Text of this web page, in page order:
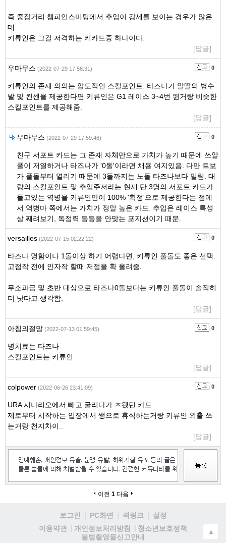
즉 중장거리 챔피언스미팅에서 추입이 강세를 보이는 경우가 많은
데
키류인은 그걸 저격하는 키카드중 하나이다.
[답글]
우마무스 (2022-07-29 17:56:31) 0
키류인의 존재 의의는 압도적인 스킬포인트. 타즈나가 말딸의 병수
발 및 컨센을 제공한다면 키류인은 G1 레이스 3~4번 뛴거랑 비슷한
스킬포인트를 제공해줌.
[답글]
우마무스 (2022-07-29 17:59:46) 0
친구 서포트 카드는 그 존재 자체만으로 가치가 높기 때문에 쓰알
풀이 저열하거나 타즈나가 '0돌'이라면 채용 여지있음. 다만 트보
가 풀돌부터 열리기 때문에 3돌까지는 노돌 타즈나보다 밀림. 대
량의 스킬포인트 및 추입주저라는 현재 단 3명의 서포트 카드가
들고있는 역병을 키류인만이 100% '확정'으로 제공한다는 점에
서 역병마 쪽에서는 가치가 정말 높은 카드. 추입은 레이스 특성
상 째려보기, 독점력 등등을 안맞는 포지션이기 때문.
versailles (2022-07-15 02:22:22) 0
타즈나 명함이나 1돌이상 하기 어렵다면, 키류인 풀돌도 좋은 선택.
고점작 전에 인자작 할때 저점을 확 올려줌.
무소과금 및 초반 대상으로 타즈나0돌보다는 키류인 풀돌이 솔직히
더 낫다고 생각함.
[답글]
아침의절망 (2022-07-13 01:59:45) 0
병치료는 타즈나
스킬포인트는 키류인
[답글]
colpower (2022-06-26 23:41:09) 0
URA 시나리오에서 빼고 굴리다가 ㅈ됐던 카드
제로부터 시작하는 입장에서 쌩으로 휴식하는거랑 키류인 외출 쓰
는거랑 천지차이..
[답글]
이전 1 다음
로그인 PC화면 퀵링크
설정
이용약관
개인정보처리방침
청소년보호정책
불법촬영물신고안내
▲